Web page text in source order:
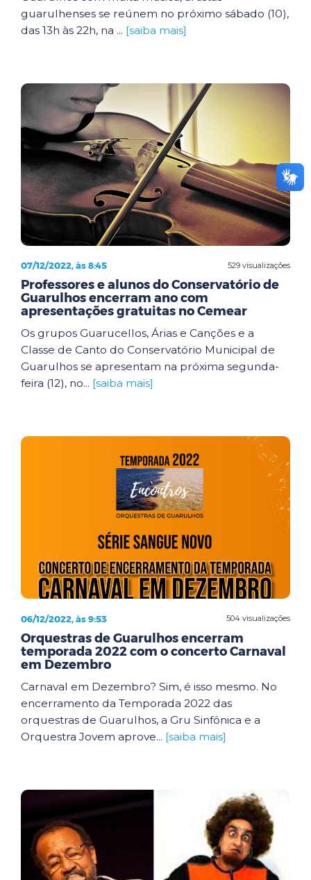
guarulhenses se reúnem no próximo sábado (10),
das 13h às 22h, na ... [saiba mais]
529 visualizações
07/12/2022, às 8:45
Professores e alunos do Conservatório de
Guarulhos encerram ano com
apresentações gratuitas no Cemear
Os grupos Guarucellos, Árias e Canções e a
Classe de Canto do Conservatório Municipal de
Guarulhos se apresentam na próxima segunda-
feira (12), no... [saiba mais]
504 visualizações
06/12/2022, às 9:53
Orquestras de Guarulhos encerram
temporada 2022 com o concerto Carnaval
em Dezembro
Carnaval em Dezembro? Sim, é isso mesmo. No
encerramento da Temporada 2022 das
orquestras de Guarulhos, a Gru Sinfônica e a
Orquestra Jovem aprove... [saiba mais]